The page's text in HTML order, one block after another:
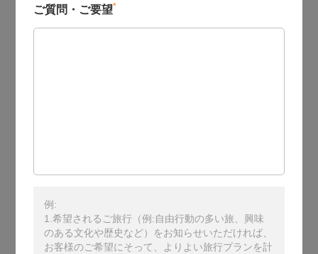
ご質問・ご要望*
例:
1.希望されるご旅行（例:自由行動の多い旅、興味
のある文化や歴史など）をお知らせいただければ、
お客様のご希望にそって、よりよい旅行プランを計